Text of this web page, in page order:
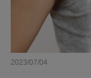
2023/07/04